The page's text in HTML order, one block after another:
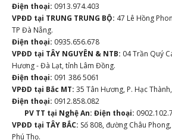
Điện thoại: 0913.974.403
VPĐD tại TRUNG TRUNG BỘ: 47 Lê Hồng
TP Đà Nẵng.
Điện thoại: 0935.656.678
VPĐD tại TÂY NGUYÊN & NTB: 04 Trần Quý
Hương - Đà Lạt, tỉnh Lâm Đồng.
Điện thoại: 091 386 5061
VPĐD tại Bắc MT: 35 Tân Hương, P. Hạc
Điện thoại: 0912.858.082
PV TT tại Nghệ An: Điện thoại:
VPĐD tại TÂY BẮC: Số 808, đường Châu
Phú Thọ.